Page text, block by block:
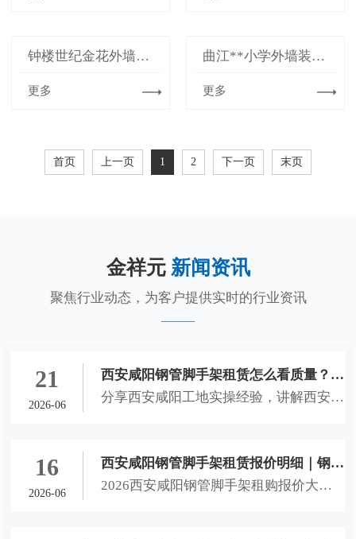
钟楼世纪金花外墙改造项目
更多
曲江**小学外墙装修架搭建项目
更多
首页 上一页 1 2 下一页 末页
金祥元 新闻资讯
聚焦行业动态，为客户提供实时的行业资讯
21
2026-06
西安咸阳钢管脚手架租赁怎么看质量？钢
管、脚手架、扣件进场挑选实操经验
分享西安咸阳工地实操经验，讲解西安钢
大家辨别劣质建材，避开租赁隐患，保障
工地施工安全。
16
2026-06
西安咸阳钢管脚手架租赁报价明细｜钢管
租售计费方式、结算理赔全攻略
2026西安咸阳钢管脚手架租购报价大